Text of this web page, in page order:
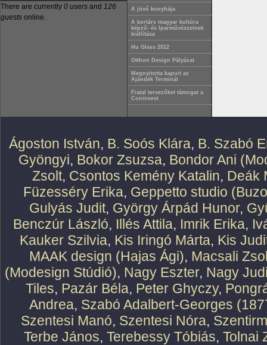
There are currently 0 users and 126
guests online.
A jövő konyhája
A kortárs magyar kultúra
képző- és Iparművészeinek
kiállítása
Hu Glass 2012
Otthon Design Pályázat
Megnyitotta kapuit az
Ajándék Terminál
Fiatal tervezőket támogat a
Coninvest
Ágoston István, B. Soós Klára, B. Szabó
Gyöngyi, Bokor Zsuzsa, Bondor Ani
Zsolt, Csontos Kemény Katalin, Deák
Füzesséry Erika, Geppetto studio
Gulyás Judit, György Árpád Hunor,
Benczúr László, Illés Attila, Imrik Erika,
Kauker Szilvia, Kis Iringó Márta, Kis
MAAK design (Hajas Ági), Macsali
(Modesign Stúdió), Nagy Eszter, Nagy
Tiles, Pazár Béla, Peter Ghyczy,
Andrea, Szabó Adalbert-Georges
Szentesi Manó, Szentesi Nóra,
Terbe János, Terebessy Tóbiás, Tolnai